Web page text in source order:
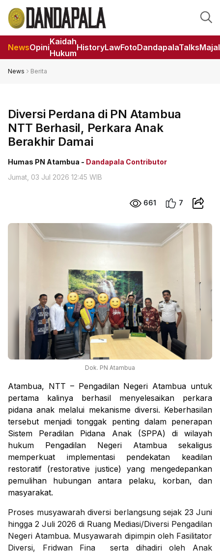
NewsOpini
Kaidah
Hukum
HistoryLawFotoDandapalaTalks
News Berita
Diversi Perdana di PN Atambua
NTT Berhasil, Perkara Anak
Berakhir Damai
Humas PN Atambua - Dandapala Contributor
Jumat, 03 Jul 2026 12:45 WIB
661 7
Dok. PN Atambua
Atambua, NTT – Pengadilan Negeri Atambua untuk
pertama kalinya berhasil menyelesaikan perkara
pidana anak melalui mekanisme diversi. Keberhasilan
tersebut menjadi tonggak penting dalam penerapan
Sistem Peradilan Pidana Anak (SPPA) di wilayah
hukum Pengadilan Negeri Atambua sekaligus
memperkuat implementasi pendekatan keadilan
restoratif (restorative justice) yang mengedepankan
pemulihan hubungan antara pelaku, korban, dan
masyarakat.
Proses musyawarah diversi berlangsung sejak 23 Juni
hingga 2 Juli 2026 di Ruang Mediasi/Diversi Pengadilan
Negeri Atambua. Musyawarah dipimpin oleh Fasilitator
Diversi, Fridwan Fina serta dihadiri oleh Anak